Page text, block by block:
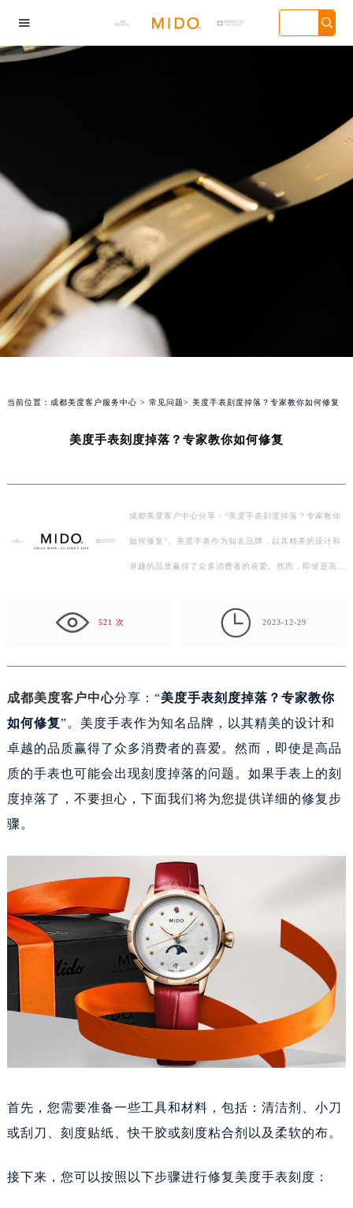

市徐汇区虹桥路3号
中心写字楼2座37
室（需提前预
| 上海市黄浦区南
路299号宏伊国际
写字楼8层806室
广州市天河区天河路
230号万菱汇国际中心
写字楼A塔7层704室
（需提前预约）| 广州
市越秀区环市东路371-
375号世界贸易中心大
厦南塔写字楼15层07室
（需提前预约）
深圳市罗湖区深南东路
5001号华润大厦写字楼
17层1701室（需提前预
约）
136号天津
心写字楼26
（需提前预
当前位置： 成都美度客户服务中心 > 常见问题> 美度手表刻度掉落？专家教你如何修复
美度手表刻度掉落？专家教你如何修复
成都美度客户中心分享：“美度手表刻度掉落？专家教你
如何修复”。美度手表作为知名品牌，以其精美的设计和
卓越的品质赢得了众多消费者的喜爱。然而，即使是高品
521 次  2023-12-29
成都美度客户中心分享：“美度手表刻度掉落？专家教你
如何修复”。美度手表作为知名品牌，以其精美的设计和
卓越的品质赢得了众多消费者的喜爱。然而，即使是高品
质的手表也可能会出现刻度掉落的问题。如果手表上的刻
度掉落了，不要担心，下面我们将为您提供详细的修复步
骤。
首先，您需要准备一些工具和材料，包括：清洁剂、小刀
或刮刀、刻度贴纸、快干胶或刻度粘合剂以及柔软的布。
接下来，您可以按照以下步骤进行修复美度手表刻度：